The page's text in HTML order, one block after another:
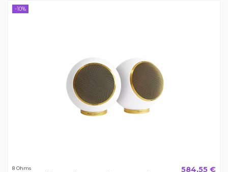
-10%
8 Ohms 584,55 €